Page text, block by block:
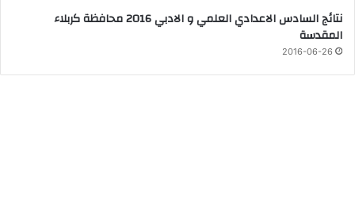
نتائج السادس الاعدادي العلمي و الادبي 2016 محافظة كربلاء
المقدسة
2016-06-26